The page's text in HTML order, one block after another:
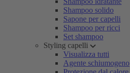
Shampoo solido
Sapone per capelli
Shampoo per ricci
Set shampoo
Styling capelli
Visualizza tutti
Agente schiumogeno